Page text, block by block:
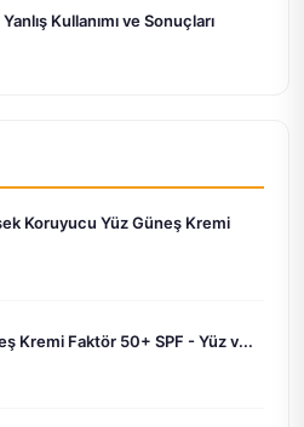
Kullanımı ve Sonuçları
Koruyucu Yüz Güneş Kremi
Kremi Faktör 50+ SPF - Yüz v...